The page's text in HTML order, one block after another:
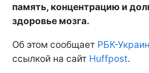
память, концентрацию и
здоровье мозга.
Об этом сообщает РБК-
ссылкой на сайт Нuffpost.